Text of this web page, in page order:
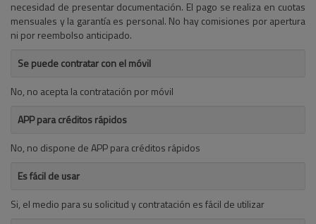
necesidad de presentar documentación. El pago se realiza en cuotas
mensuales y la garantía es personal. No hay comisiones por apertura
ni por reembolso anticipado.
Se puede contratar con el móvil
No, no acepta la contratación por móvil
APP para créditos rápidos
No, no dispone de APP para créditos rápidos
Es fácil de usar
Si, el medio para su solicitud y contratación es fácil de utilizar